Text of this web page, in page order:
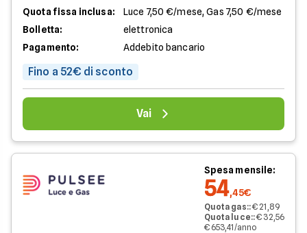
Quota fissa inclusa:
Luce 7,50 €/mese, Gas 7,50 €/mese
Bolletta:
elettronica
Pagamento:
Addebito bancario
Fino a 52€ di sconto
Vai
Spesa mensile:
54,45€
Quota gas::€ 21,89
Quota luce::€ 32,56
€ 653,41/anno